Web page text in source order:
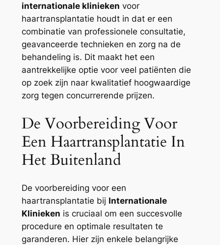
internationale klinieken voor
haartransplantatie houdt in dat er een
combinatie van professionele consultatie,
geavanceerde technieken en zorg na de
behandeling is. Dit maakt het een
aantrekkelijke optie voor veel patiënten die
op zoek zijn naar kwalitatief hoogwaardige
zorg tegen concurrerende prijzen.
De Voorbereiding Voor
Een Haartransplantatie In
Het Buitenland
De voorbereiding voor een
haartransplantatie bij Internationale
Klinieken is cruciaal om een succesvolle
procedure en optimale resultaten te
garanderen. Hier zijn enkele belangrijke